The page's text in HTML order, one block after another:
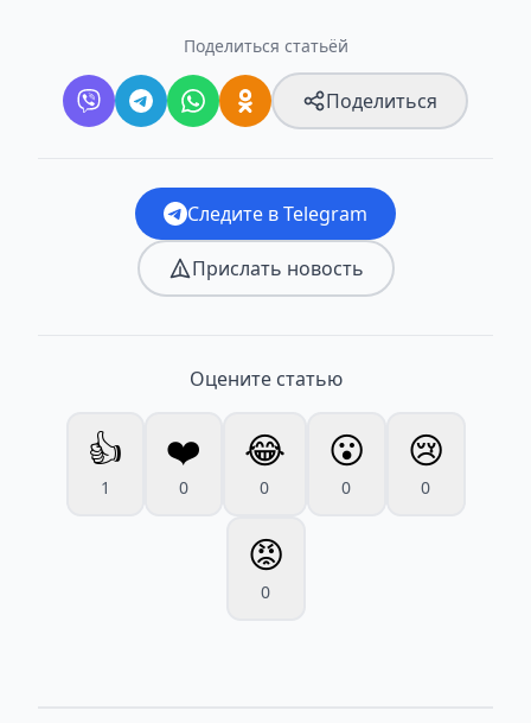
Поделиться статьёй
Поделиться
Следите в Telegram
Прислать новость
Оцените статью
👍
1
❤️
0
😂
0
😮
0
😢
0
😡
0